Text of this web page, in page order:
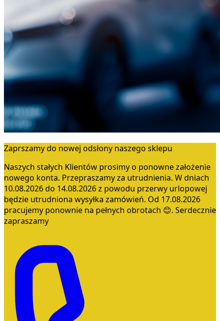
Zaprszamy do nowej odsłony naszego sklepu
Naszych stałych Klientów prosimy o ponowne założenie
nowego konta. Przepraszamy za utrudnienia. W dniach
10.08.2026 do 14.08.2026 z powodu przerwy urlopowej
będzie utrudniona wysyłka zamówień. Od 17.08.2026
pracujemy ponownie na pełnych obrotach 😊. Serdecznie
zapraszamy